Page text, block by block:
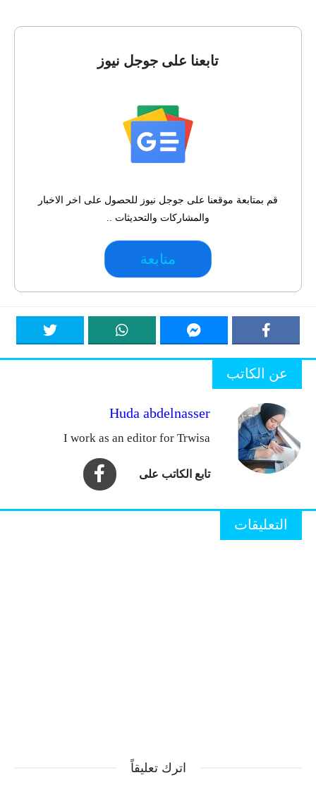
تابعنا على جوجل نيوز
قم بمتابعة موقعنا على جوجل نيوز للحصول على اخر الاخبار
والمشاركات والتحديثات ..
متابعة
عن الكاتب
Huda abdelnasser
I work as an editor for Trwisa
التعليقات
اترك تعليقاً